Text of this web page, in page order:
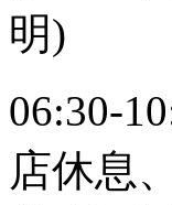
明)
06:30-
店休息